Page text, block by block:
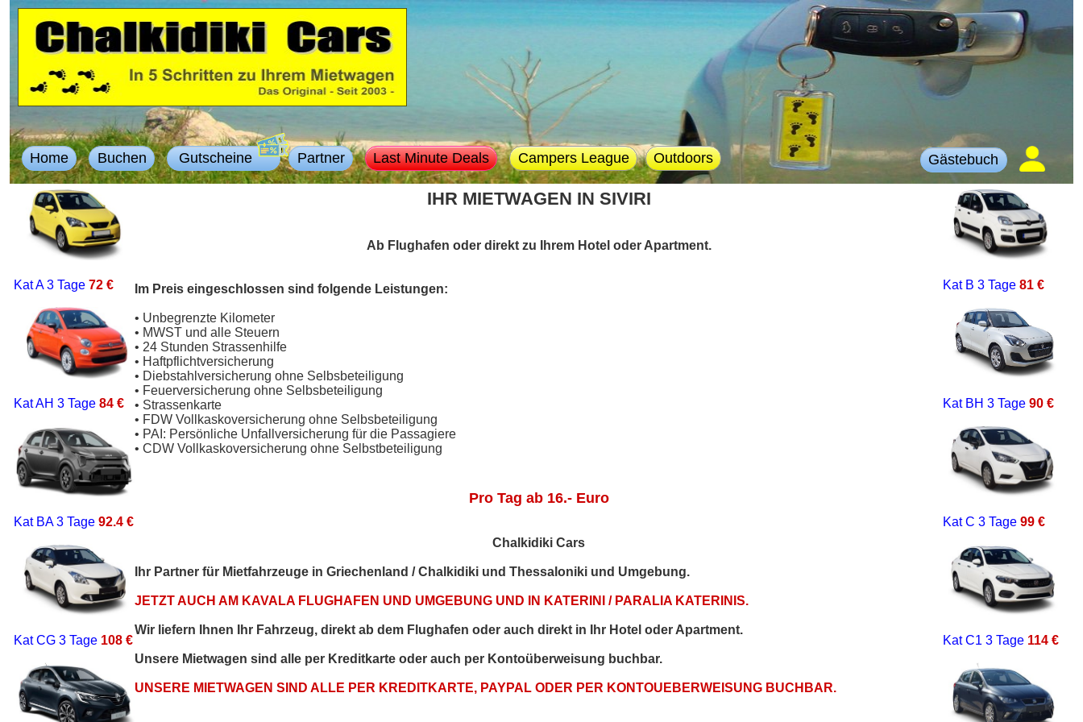
Home Buchen Gutscheine Partner Last Minute Deals Campers League Outdoors Gästebuch
Kat A3 Tage 72 €
Kat AH 3 Tage 84 €
Kat BA3 Tage 92.4 €
Kat CG 3 Tage 108 €
IHR MIETWAGEN IN SIVIRI
Ab Flughafen oder direkt zu Ihrem Hotel oder Apartment.
Im Preis eingeschlossen sind folgende Leistungen:
• Unbegrenzte Kilometer
• MWST und alle Steuern
• 24 Stunden Strassenhilfe
• Haftpflichtversicherung
• Diebstahlversicherung ohne Selbsbeteiligung
• Feuerversicherung ohne Selbsbeteiligung
• Strassenkarte
• FDW Vollkaskoversicherung ohne Selbsbeteiligung
• PAI: Persönliche Unfallversicherung für die Passagiere
• CDW Vollkaskoversicherung ohne Selbstbeteiligung
Pro Tag ab 16.- Euro
Chalkidiki Cars
Ihr Partner für Mietfahrzeuge in Griechenland / Chalkidiki und Thessaloniki und Umgebung.
JETZT AUCH AM KAVALA FLUGHAFEN UND UMGEBUNG UND IN KATERINI / PARALIA KATERINIS.
Wir liefern Ihnen Ihr Fahrzeug, direkt ab dem Flughafen oder auch direkt in Ihr Hotel oder Apartment.
Unsere Mietwagen sind alle per Kreditkarte oder auch per Kontoüberweisung buchbar.
UNSERE MIETWAGEN SIND ALLE PER KREDITKARTE, PAYPAL ODER PER KONTOUEBERWEISUNG BUCHBAR.
Kat B 3 Tage 81 €
Kat BH 3 Tage 90 €
Kat C 3 Tage 99 €
Kat C1 3 Tage 114 €